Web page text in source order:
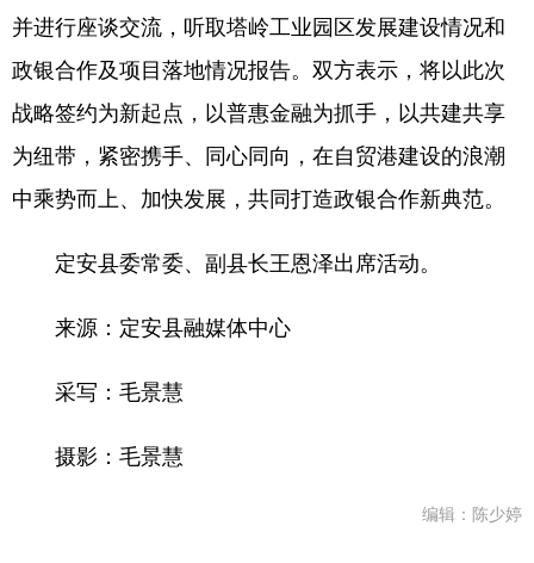
并进行座谈交流，听取塔岭工业园区发展建设情况和
政银合作及项目落地情况报告。双方表示，将以此次
战略签约为新起点，以普惠金融为抓手，以共建共享
为纽带，紧密携手、同心同向，在自贸港建设的浪潮
中乘势而上、加快发展，共同打造政银合作新典范。
定安县委常委、副县长王恩泽出席活动。
来源：定安县融媒体中心
采写：毛景慧
摄影：毛景慧
编辑：陈少婷